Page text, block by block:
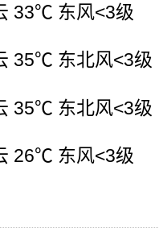
33℃ 东风<3级
35℃ 东北风<3级
35℃ 东北风<3级
26℃ 东风<3级